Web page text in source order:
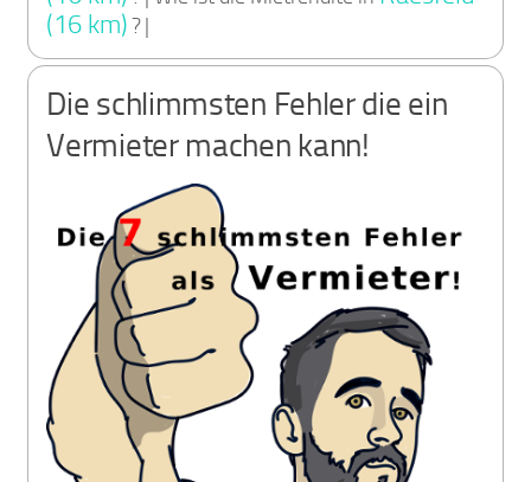
(16 km)? |
Die schlimmsten Fehler die ein
Vermieter machen kann!